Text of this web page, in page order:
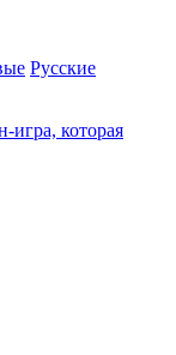
Русские
которая